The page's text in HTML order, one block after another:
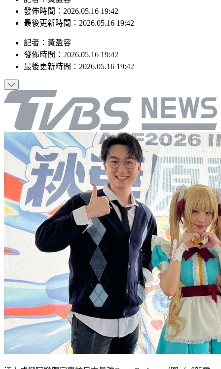
記者：黃盈容
發佈時間：2026.05.16 19:42
記者：黃盈容
發佈時間：2026.05.16 19:42